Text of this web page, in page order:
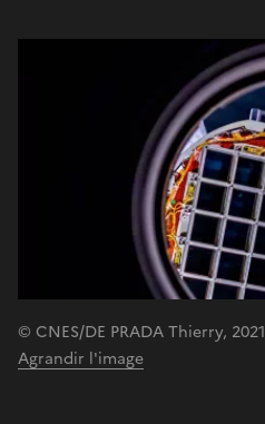
© CNES/DE PRADA Thierry, 2021
Agrandir l'image